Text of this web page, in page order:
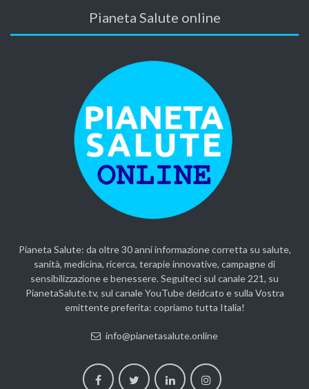
Pianeta Salute online
Pianeta Salute: da oltre 30 anni informazione corretta su salute,
sanità, medicina, ricerca, terapie innovative, campagne di
sensibilizzazione e benessere. Seguiteci sul canale 221, su
PianetaSalute.tv, sul canale YouTube deidcato e sulla Vostra
emittente preferita: copriamo tutta Italia!
info@pianetasalute.online